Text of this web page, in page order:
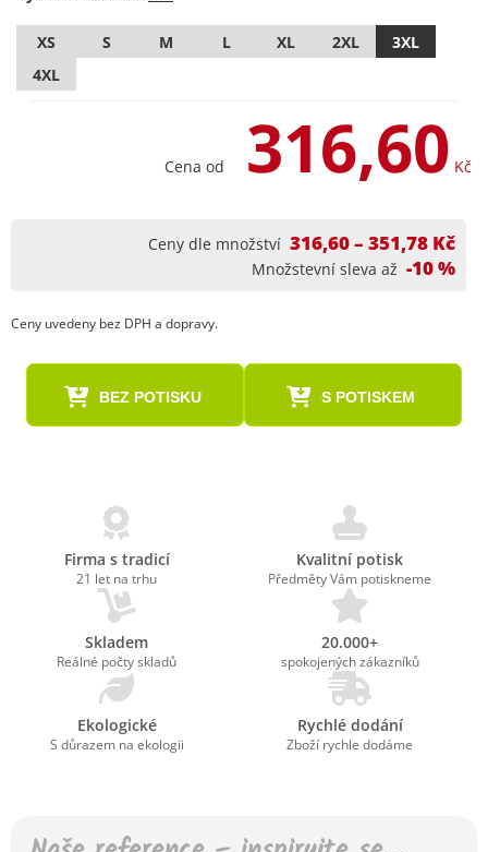
XS S M L XL 2XL
3XL
4XL
Cena od 316,60 Kč
Ceny dle množství 316,60 – 351,78 Kč
Množstevní sleva až -10 %
Ceny uvedeny bez DPH a dopravy.
BEZ POTISKU S POTISKEM
Firma s tradicí
21 let na trhu
Kvalitní potisk
Předměty Vám potiskneme
Skladem
Reálné počty skladů
20.000+
spokojených zákazníků
Ekologické
S důrazem na ekologii
Rychlé dodání
Zboží rychle dodáme